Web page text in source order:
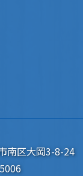
南区大岡3-8-24